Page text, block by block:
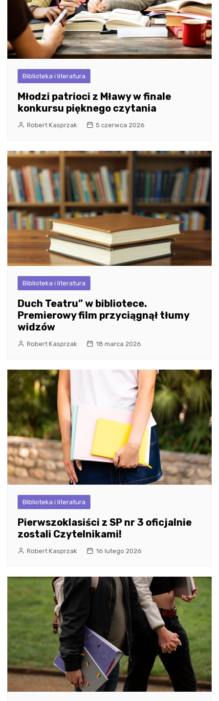
Biblioteka i literatura
Młodzi patrioci z Mławy w finale
konkursu pięknego czytania
Robert Kasprzak 5 czerwca 2026
Biblioteka i literatura
Duch Teatru” w bibliotece.
Premierowy film przyciągnął tłumy
widzów
Robert Kasprzak 18 marca 2026
Biblioteka i literatura
Pierwszoklasiści z SP nr 3 oficjalnie
zostali Czytelnikami!
Robert Kasprzak 16 lutego 2026